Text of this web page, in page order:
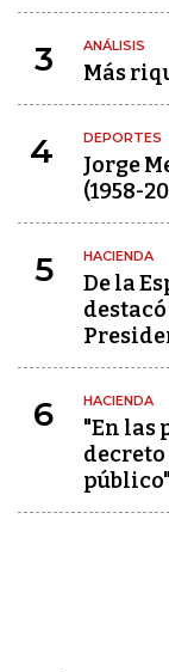
3 ANÁLISIS
Más
4 DEPORTES
Jorge
(1958-
5 HACIENDA
De la
6 HACIENDA
"En las
público"